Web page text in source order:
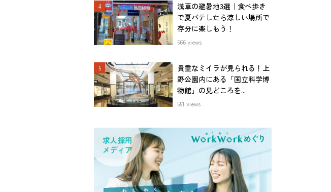
浅草の避暑地3選｜食べ歩き
で夏バテしたら涼しい場所で
存分に楽しもう！
566 views
貴重なミイラが見られる！上
野公園内にある「国立科学博
物館」の見どころを...
551 views